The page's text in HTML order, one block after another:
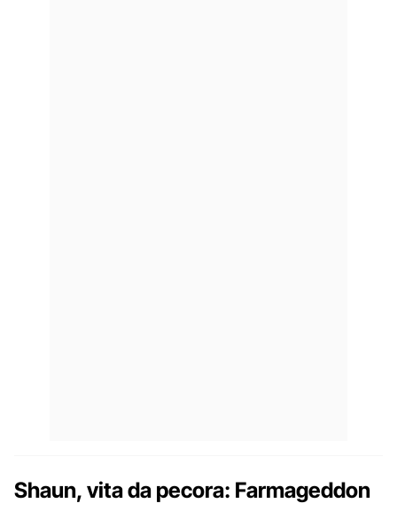
Shaun, vita da pecora: Farmageddon